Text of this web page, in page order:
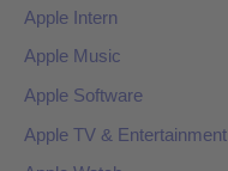
Apple Intern
Apple Music
Apple Software
Apple TV & Entertainment